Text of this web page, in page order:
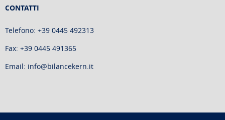
CONTATTI
Telefono: +39 0445 492313
Fax: +39 0445 491365
Email: info@bilancekern.it